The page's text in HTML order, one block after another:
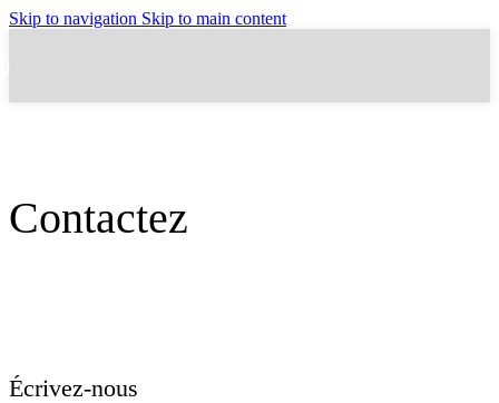
Skip to navigation Skip to main content
Contactez
Écrivez-nous